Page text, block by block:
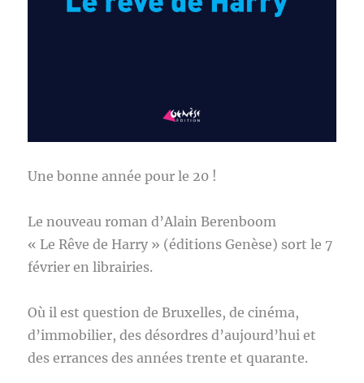
Une bonne année pour le 20 !
Le nouveau roman d’Alain Berenboom
« Le Rêve de Harry » (éditions Genèse) sort le 7
février en librairies.
Où il est question de Bruxelles, de cinéma,
d’immobilier, des désordres d’aujourd’hui et
des errances des années trente et quarante.